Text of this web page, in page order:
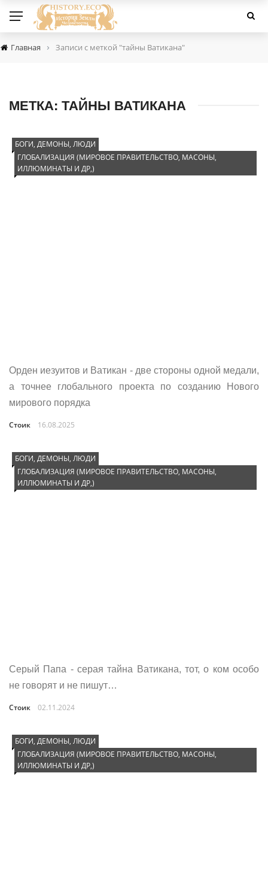
Главная › Записи с меткой "тайны Ватикана"
МЕТКА: ТАЙНЫ ВАТИКАНА
БОГИ, ДЕМОНЫ, ЛЮДИ
ГЛОБАЛИЗАЦИЯ (МИРОВОЕ ПРАВИТЕЛЬСТВО, МАСОНЫ,
ИЛЛЮМИНАТЫ И ДР,)
Орден иезуитов и Ватикан - две стороны одной медали,
а точнее глобального проекта по созданию Нового
мирового порядка
Стоик 16.08.2025
БОГИ, ДЕМОНЫ, ЛЮДИ
ГЛОБАЛИЗАЦИЯ (МИРОВОЕ ПРАВИТЕЛЬСТВО, МАСОНЫ,
ИЛЛЮМИНАТЫ И ДР,)
Серый Папа - серая тайна Ватикана, тот, о ком особо
не говорят и не пишут…
Стоик 02.11.2024
БОГИ, ДЕМОНЫ, ЛЮДИ
ГЛОБАЛИЗАЦИЯ (МИРОВОЕ ПРАВИТЕЛЬСТВО, МАСОНЫ,
ИЛЛЮМИНАТЫ И ДР,)